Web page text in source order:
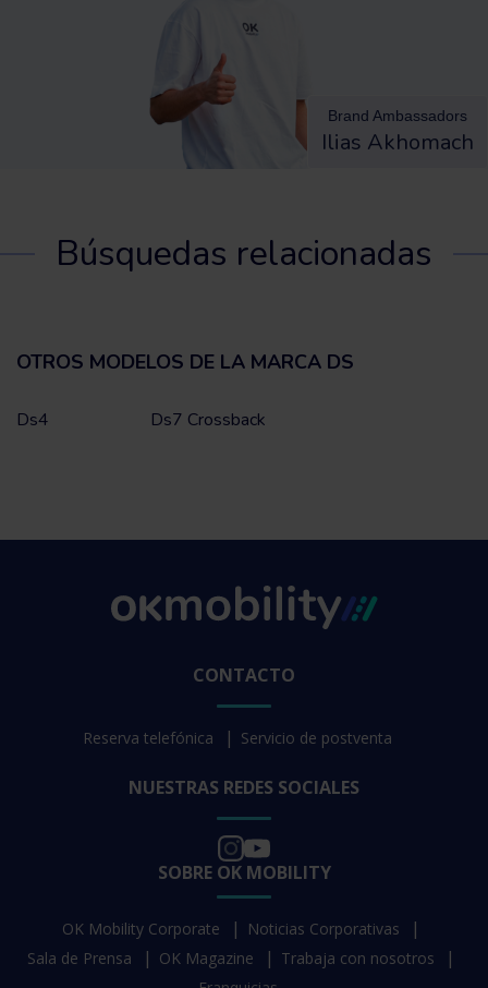
Brand Ambassadors
Ilias Akhomach
Búsquedas relacionadas
OTROS MODELOS DE LA MARCA DS
Ds4 Ds7 Crossback
CONTACTO
Reserva telefónica Servicio de postventa
NUESTRAS REDES SOCIALES
SOBRE OK MOBILITY
OK Mobility Corporate
Noticias Corporativas
Sala de Prensa
OK Magazine
Trabaja con nosotros